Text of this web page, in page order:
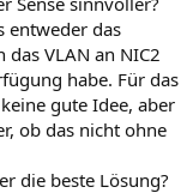
entweder das
VLAN an NIC2
habe. Für das
gute Idee, aber
ob das nicht ohne
die beste Lösung?